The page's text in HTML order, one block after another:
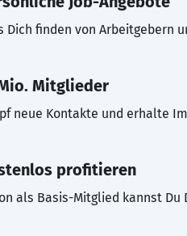
Dich finden von Arbeitgebern
Mitglieder
neue Kontakte und erhalte
profitieren
als Basis-Mitglied kannst